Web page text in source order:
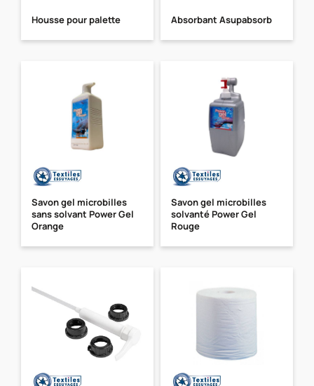
Housse pour palette Absorbant Asupabsorb
Savon gel microbilles
sans solvant Power Gel
Orange
Savon gel microbilles
solvanté Power Gel
Rouge